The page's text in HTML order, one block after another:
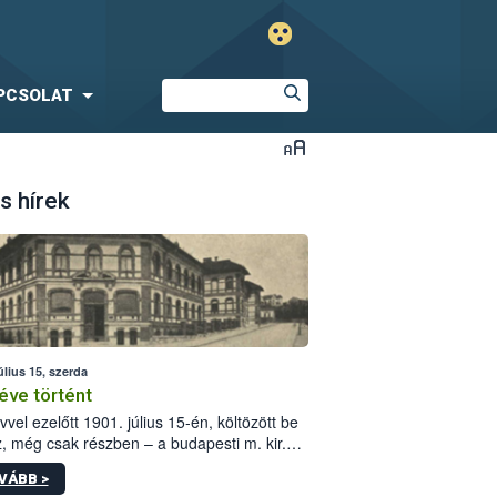
hírek
15, szerda
történt
ezelőtt 1901. július 15-én, költözött be
még csak részben – a budapesti m. kir.
állomás a Kis Rókus utca
alatti, Czigler Győző által tervezett új
>